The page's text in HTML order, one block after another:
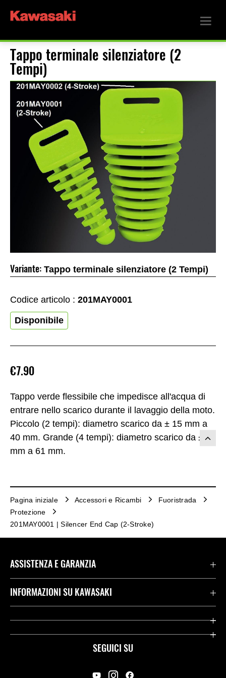
Tappo terminale silenziatore (2
Tempi)
Tappo verde flessibile che impedisce all'acqua di
entrare nello scarico durante il lavaggio della moto.
Piccolo (2 tempi): diametro scarico da ± 15 mm a
40 mm. Grande (4 tempi): diametro scarico da ± 33
mm a 61 mm.
€7.90
Variante: Tappo terminale silenziatore (2 Tempi)
Codice articolo : 201MAY0001
Disponibile
Pagina iniziale Accessori e Ricambi
Fuoristrada
Protezione
201MAY0001 | Silencer End Cap (2-Stroke)
SEGUICI SU
ASSISTENZA E GARANZIA
Assistenza Stradale Kawasaki
Kawasaki Care
INFORMAZIONI SU KAWASAKI
Società